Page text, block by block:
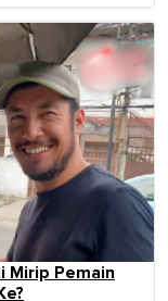
Mirip Pemain